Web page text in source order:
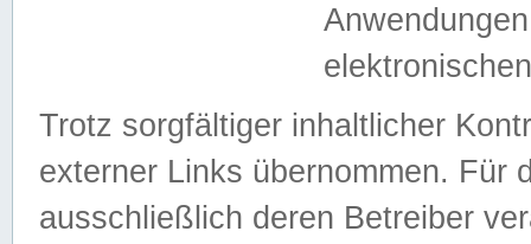
Trotz sorgfältiger inhaltlicher
externer Links übernommen. Für
ausschließlich deren Betreiber